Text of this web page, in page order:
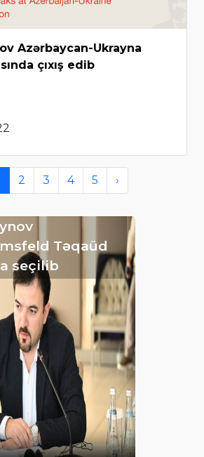
Azərbaycan-Ukrayna
çıxış edib
2 3 4 5 ›
Təqaüd
seçilib